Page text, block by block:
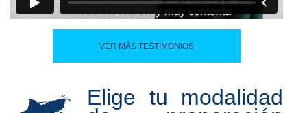
VER MÁS TESTIMONIOS
Elige tu modalidad